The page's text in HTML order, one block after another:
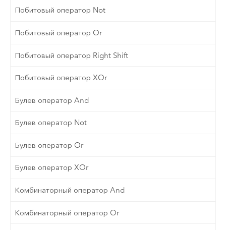
Побитовый оператор Not
Побитовый оператор Or
Побитовый оператор Right Shift
Побитовый оператор XOr
Булев оператор And
Булев оператор Not
Булев оператор Or
Булев оператор XOr
Комбинаторный оператор And
Комбинаторный оператор Or